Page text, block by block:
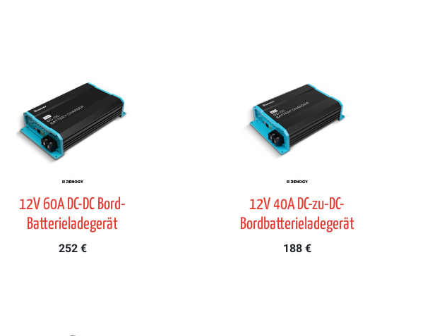
12V 60A DC-DC Bord-
Batterieladegerät
252 €
12V 40A DC-zu-DC-
Bordbatterieladegerät
188 €